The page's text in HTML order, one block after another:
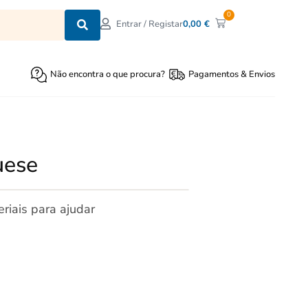
Entrar / Registar0,00€
0
Não encontra o que procura? Pagamentos & Envios
para ajudar